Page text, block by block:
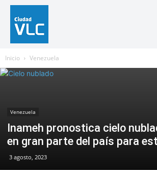
Inicio Venezuela
Venezuela
Inameh pronostica cielo
en gran parte del país para
3 agosto, 2023